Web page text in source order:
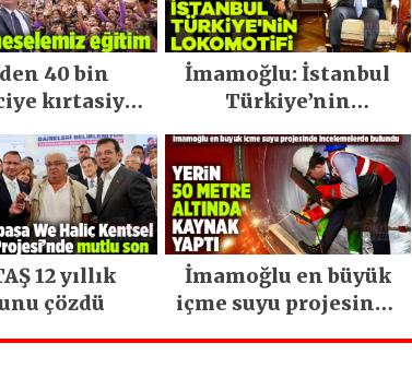
40 bin
kırtasiye
seti
İmamoğlu: İstanbul
Türkiye’nin
lokomotifi
12 yıllık
çözdü
İmamoğlu en büyük
içme suyu projesinde